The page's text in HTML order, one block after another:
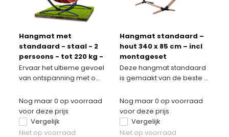
Hangmat met
standaard - staal - 2
persoons - tot 220 kg -
rood
Ervaar het ultieme gevoel
van ontspanning met o...
Nog maar 0 op voorraad
voor deze prijs
Vergelijk
Niet op voorraad
Hangmat standaard –
hout 340 x 85 cm – incl
montageset
Deze hangmat standaard
is gemaakt van de beste ...
Nog maar 0 op voorraad
voor deze prijs
Vergelijk
Niet op voorraad